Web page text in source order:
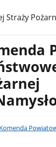
Straży
Komenda